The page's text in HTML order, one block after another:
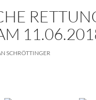
SCHRÖTTINGER